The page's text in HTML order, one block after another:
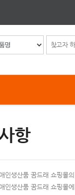
항
인생산품 꿈드래 쇼핑몰
인생산품 꿈드래 쇼핑몰